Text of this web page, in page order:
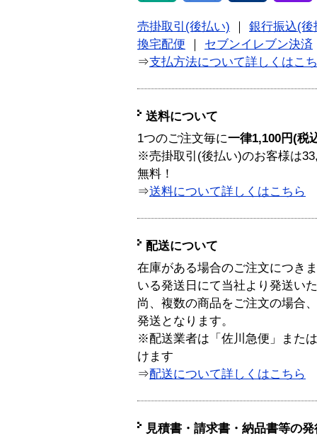
売掛取引(後払い)
銀行振込(後
換宅配便
セブンイレブン決済
⇒支払方法について詳しくはこ
送料について
1つのご注文毎に一律1,100円(税
※売掛取引(後払い)のお客様は
無料！
⇒送料について詳しくはこちら
配送について
在庫がある場合のご注文につき
いる発送日にて当社より発送い
尚、複数の商品をご注文の場合
発送となります。
※配送業者は「佐川急便」また
けます
⇒配送について詳しくはこちら
見積書・請求書・納品書等の